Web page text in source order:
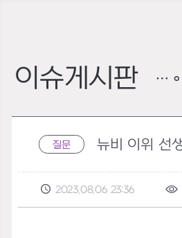
이슈게시판
질문 뉴비 이위 선
2023.08.06 23:36